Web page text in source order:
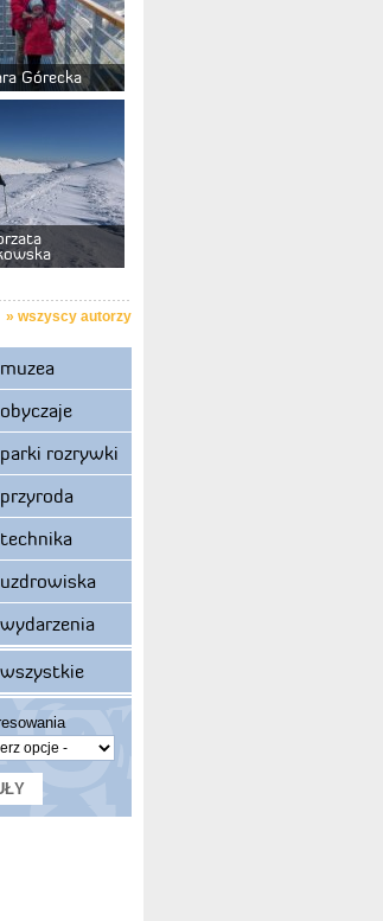
Górecka
» wszyscy autorzy
muzea
obyczaje
parki rozrywki
przyroda
technika
uzdrowiska
wydarzenia
wszystkie